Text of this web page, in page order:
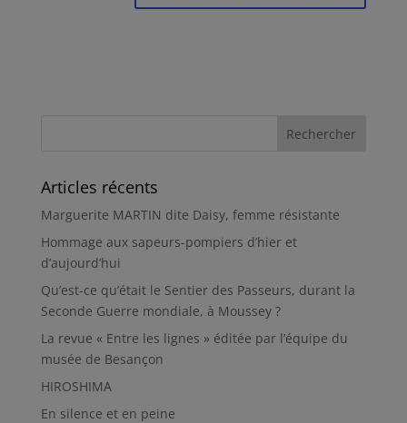
Articles récents
Marguerite MARTIN dite Daisy, femme résistante
Hommage aux sapeurs-pompiers d’hier et
d’aujourd’hui
Qu’est-ce qu’était le Sentier des Passeurs, durant la
Seconde Guerre mondiale, à Moussey ?
La revue « Entre les lignes » éditée par l’équipe du
musée de Besançon
HIROSHIMA
En silence et en peine